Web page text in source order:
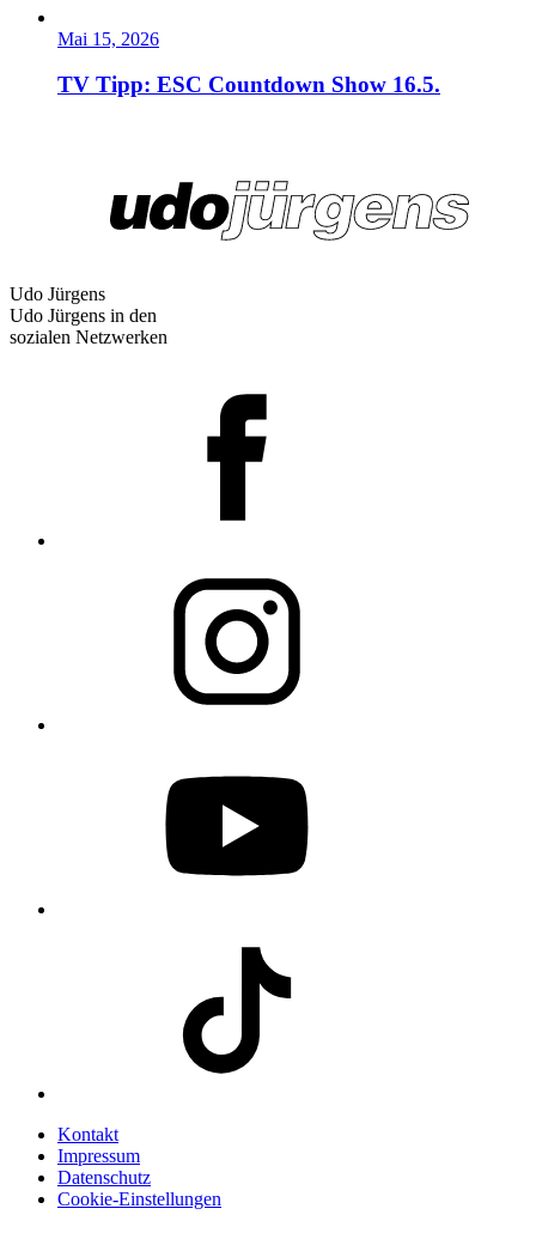
Mai 15, 2026
TV Tipp: ESC Countdown Show 16.5.
Udo Jürgens
Udo Jürgens in den
sozialen Netzwerken
Kontakt
Impressum
Datenschutz
Cookie-Einstellungen